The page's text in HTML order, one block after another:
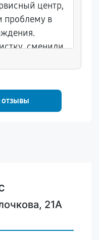
центр,
проблему в
сменили
и не
мастеру
отзывы
21А